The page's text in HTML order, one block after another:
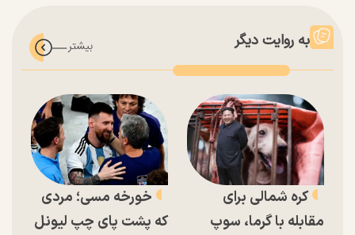
به روایت دیگر
کره شمالی برای
مقابله با گرما، سوپ
خورخه مسی؛ مردی
که پشت پای چپ لیونل